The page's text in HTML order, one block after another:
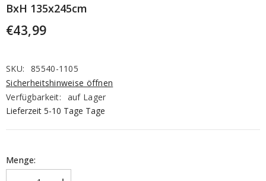
BxH 135x245cm
€43,99
SKU:
85540-1105
Sicherheitshinweise öffnen
Verfügbarkeit:
auf Lager
Lieferzeit 5-10 Tage Tage
Menge: